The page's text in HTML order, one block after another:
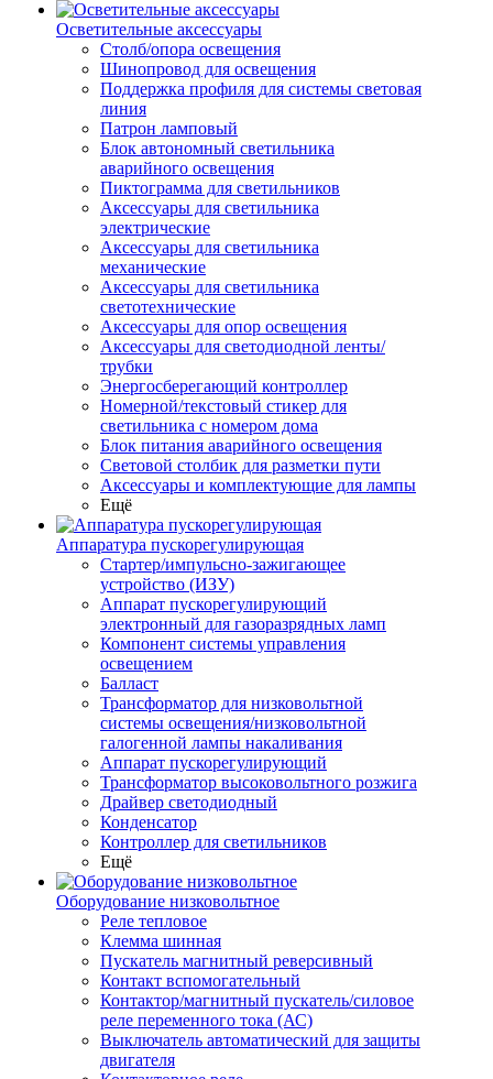
Осветительные аксессуары
Столб/опора освещения
Шинопровод для освещения
Поддержка профиля для системы световая
линия
Патрон ламповый
Блок автономный светильника
аварийного освещения
Пиктограмма для светильников
Аксессуары для светильника
электрические
Аксессуары для светильника
механические
Аксессуары для светильника
светотехнические
Аксессуары для опор освещения
Аксессуары для светодиодной ленты/
трубки
Энергосберегающий контроллер
Номерной/текстовый стикер для
светильника с номером дома
Блок питания аварийного освещения
Световой столбик для разметки пути
Аксессуары и комплектующие для лампы
Ещё
Аппаратура пускорегулирующая
Стартер/импульсно-зажигающее
устройство (ИЗУ)
Аппарат пускорегулирующий
электронный для газоразрядных ламп
Компонент системы управления
освещением
Балласт
Трансформатор для низковольтной
системы освещения/низковольтной
галогенной лампы накаливания
Аппарат пускорегулирующий
Трансформатор высоковольтного розжига
Драйвер светодиодный
Конденсатор
Контроллер для светильников
Ещё
Оборудование низковольтное
Реле тепловое
Клемма шинная
Пускатель магнитный реверсивный
Контакт вспомогательный
Контактор/магнитный пускатель/силовое
реле переменного тока (АС)
Выключатель автоматический для защиты
двигателя